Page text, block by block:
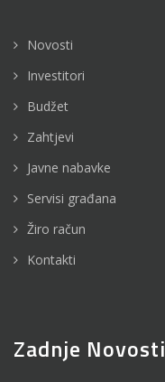
Novosti
Investitori
Budžet
Zahtjevi
Javne nabavke
Servisi građana
Žiro račun
Kontakti
Zadnje Novosti